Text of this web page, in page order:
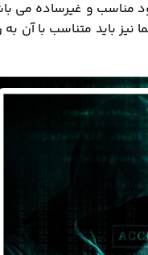
مناسب و غیرساده می
باید متناسب با آن